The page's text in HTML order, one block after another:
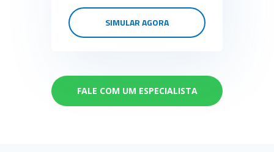
FALE COM UM ESPECIALISTA
SIMULAR AGORA